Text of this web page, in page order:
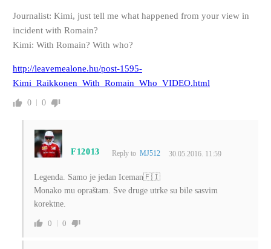
Journalist: Kimi, just tell me what happened from your view in
incident with Romain?
Kimi: With Romain? With who?
http://leavemealone.hu/post-1595-
Kimi_Raikkonen_With_Romain_Who_VIDEO.html
0 0
F12013 Reply toMJ512 30.05.2016. 11:59
Legenda. Samo je jedan Iceman🇫🇮
Monako mu opraštam. Sve druge utrke su bile sasvim
korektne.
0 0